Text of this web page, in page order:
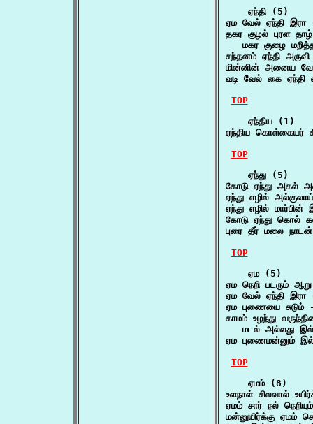
    ஏந்தி (5)
ஏம வேல் ஏந்தி
தகர குழல் புரள
மகர குழை
சந்தனம் ஏந்தி
மின்னின் அனைய
வடி வேல் கை
TOP
    ஏந்திய (1)
ஏந்திய கொள்கையர்
TOP
    ஏந்து (5)
கோடு ஏந்து அகல்
ஏந்து எழில்
ஏந்து எழில்
கோடு ஏந்து கொல்
புரை தீர் மலை
TOP
    ஏம (5)
ஏம நெறி படரும்
ஏம வேல் ஏந்தி
ஏம புணையை சுடும்
காமம் உழந்து
மடல் அல்லது
ஏம புணைமன்னும்
TOP
    ஏமம் (8)
உளநாள் சிலவால்
ஏமம் சார் நல்
மன்னுயிர்க்கு